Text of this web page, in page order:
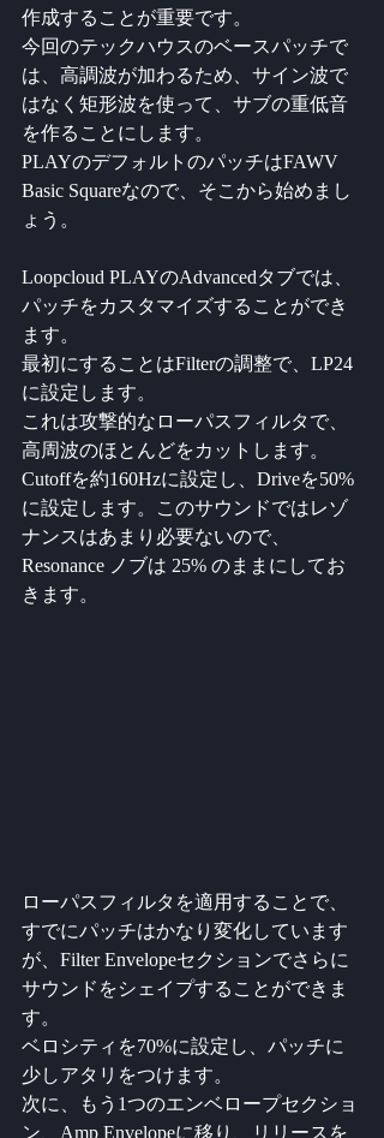
作成することが重要です。
今回のテックハウスのベースパッチで
は、高調波が加わるため、サイン波で
はなく矩形波を使って、サブの重低音
を作ることにします。
PLAYのデフォルトのパッチはFAWV
Basic Squareなので、そこから始めまし
ょう。
Loopcloud PLAYのAdvancedタブでは、
パッチをカスタマイズすることができ
ます。
最初にすることはFilterの調整で、LP24
に設定します。
これは攻撃的なローパスフィルタで、
高周波のほとんどをカットします。
Cutoffを約160Hzに設定し、Driveを50%
に設定します。このサウンドではレゾ
ナンスはあまり必要ないので、
Resonance ノブは 25% のままにしてお
きます。
ローパスフィルタを適用することで、
すでにパッチはかなり変化しています
が、Filter Envelopeセクションでさらに
サウンドをシェイプすることができま
す。
ベロシティを70%に設定し、パッチに
少しアタリをつけます。
次に、もう1つのエンベロープセクショ
ン、Amp Envelopeに移り、リリースを